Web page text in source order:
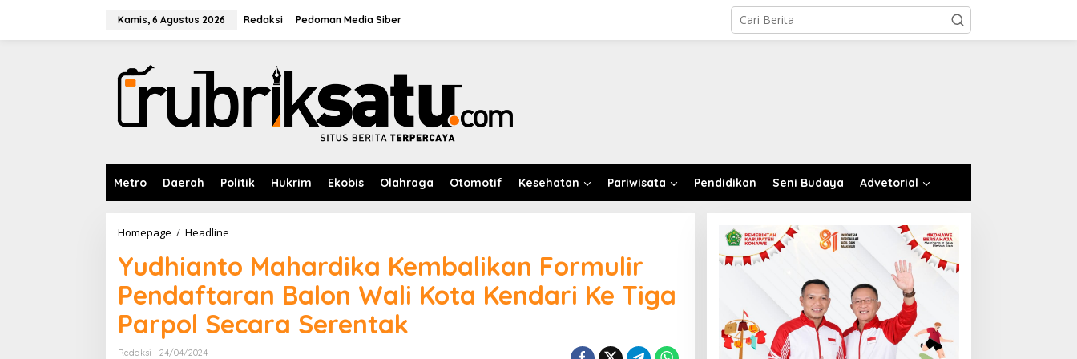
Kamis, 6 Agustus 2026 Redaksi Pedoman Media Siber
Metro Daerah Politik Hukrim Ekobis Olahraga Otomotif Kesehatan Pariwisata Pendidikan Seni Budaya Advetorial
Homepage / Headline
d
h
i
a
n
t
Yudhianto Mahardika Kembalikan Formulir
Pendaftaran Balon Wali Kota Kendari Ke Tiga
Parpol Secara Serentak
Redaksi
24/04/2024